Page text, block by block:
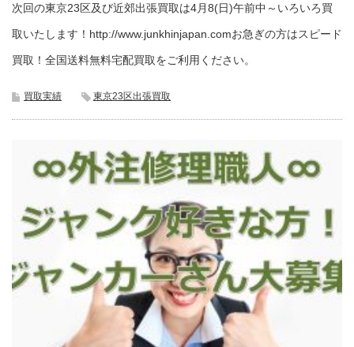
次回の東京23区及び近郊出張買取は4月8(日)午前中～いろいろ買
取いたします！http://www.junkhinjapan.comお急ぎの方はスピード
買取！全国送料無料宅配買取をご利用ください。
買取実績 東京23区出張買取